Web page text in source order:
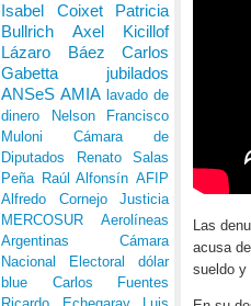
Las
acusa
sueldo y
Isabel Coixet Patricia
Bullrich Axel Kicillof
Lázaro Báez Carlos
Gabetta jubilados
ANSeSAMIA lavado de
dinero
Nelson Francisco
Muloni Cámara de
Diputados
Renato Salas
Peña Raúl AlfonsínAFIP
Alfredo Cornejo Justicia
MERCOSUR Aerolíneas
Argentinas Cámara
Nacional Electoral dólar
blue Carlos Fuentes